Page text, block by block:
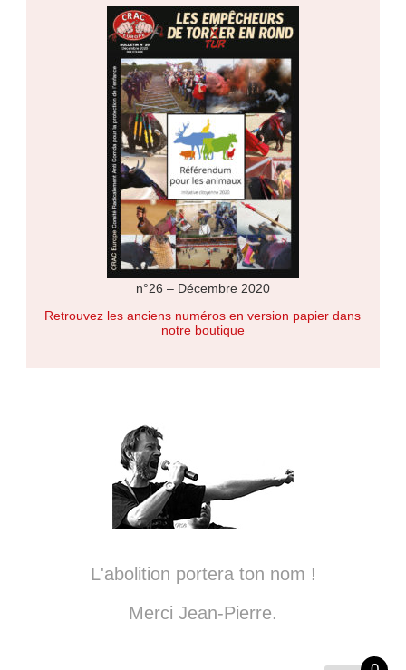
n°26 – Décembre 2020
Retrouvez les anciens numéros en version papier dans
notre boutique
L'abolition portera ton nom !
Merci Jean-Pierre.